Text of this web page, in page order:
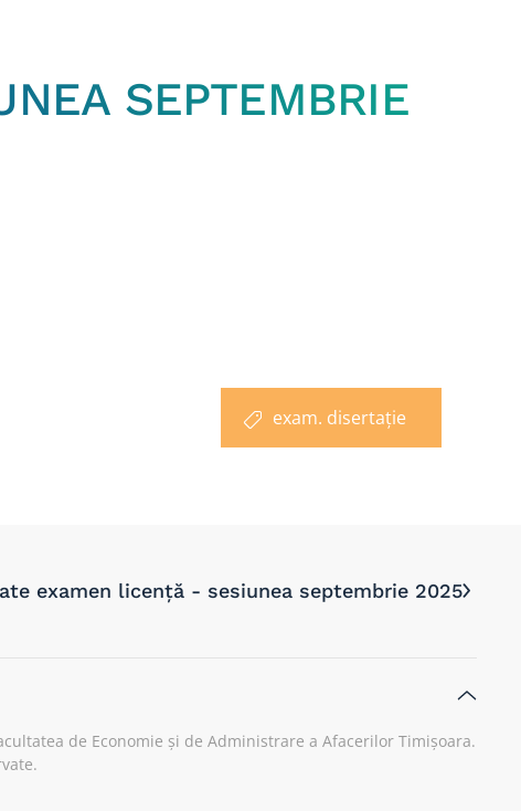
SEPTEMBRIE
exam. disertație
examen licență - sesiunea septembrie 2025
de Economie și de Administrare a Afacerilor Timișoara.